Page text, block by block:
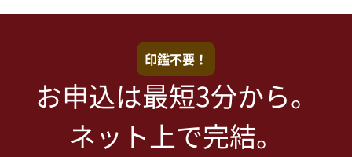
印鑑不要！
お申込は最短3分から。
ネット上で完結。